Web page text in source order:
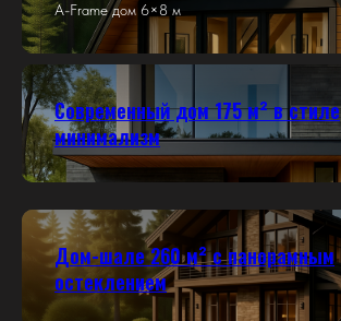
A-Frame дом 6×8 м
Современный дом 175 м² в стиле
минимализм
Дом-шале 260 м² с панорамным
остеклением